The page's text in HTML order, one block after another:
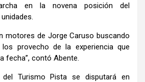
en la novena posición del
motores de Jorge Caruso buscando
provecho de la experiencia que
fecha”, contó Abente.
Turismo Pista se disputará en